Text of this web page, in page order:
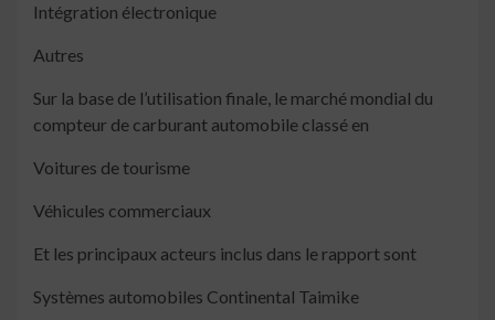
Intégration électronique
Autres
Sur la base de l’utilisation finale, le marché mondial du
compteur de carburant automobile classé en
Voitures de tourisme
Véhicules commerciaux
Et les principaux acteurs inclus dans le rapport sont
Systèmes automobiles Continental Taimike